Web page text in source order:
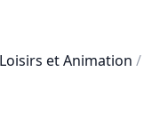
et Animation /